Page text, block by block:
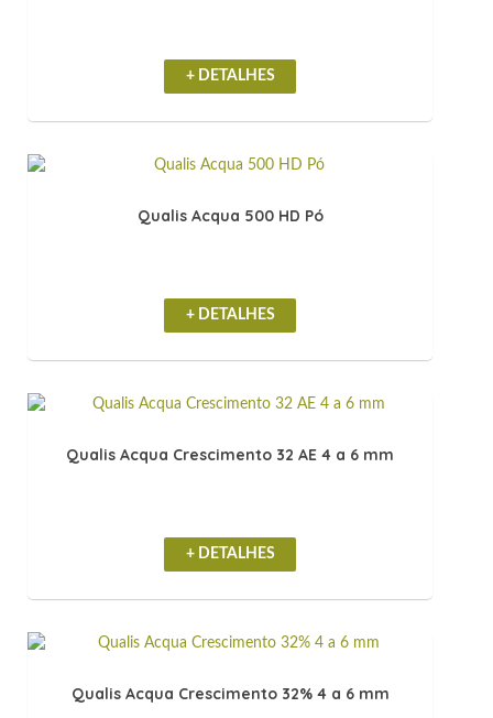
+ DETALHES
Qualis Acqua 500 HD Pó
+ DETALHES
Qualis Acqua Crescimento 32 AE 4 a 6 mm
+ DETALHES
Qualis Acqua Crescimento 32% 4 a 6 mm